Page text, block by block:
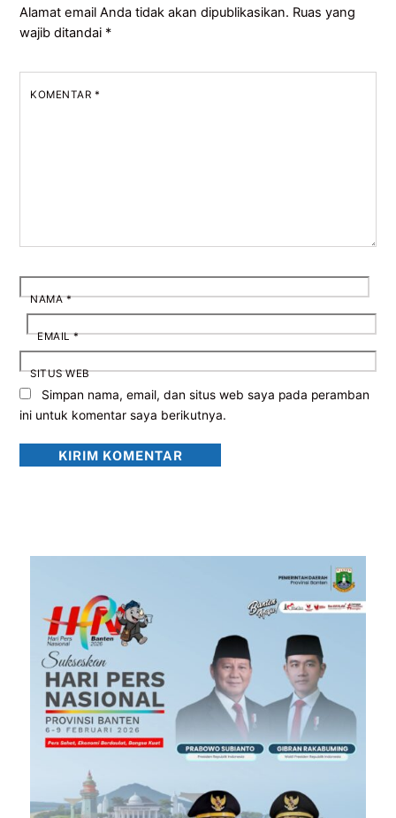
Alamat email Anda tidak akan dipublikasikan. Ruas yang
wajib ditandai *
KOMENTAR *
NAMA*
EMAIL*
SITUS WEB
Simpan nama, email, dan situs web saya pada peramban
ini untuk komentar saya berikutnya.